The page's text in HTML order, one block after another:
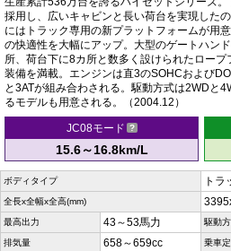
採用し、広いキャビンと長い荷台を実現した
にはトラック専用の新プラットフォームが用
の快適性を大幅にアップ。大型のゲートハン
所、荷台下に8カ所と数多く設けられたロー
装備を満載。エンジンは直3のSOHCおよび
と3ATが組み合わされる。駆動方式は2WDと
るモデルも用意される。（2004.12）
JC08モード
15.6～16.8km/L
ボディタイプ トラ
全長x全幅x全高(mm)
最高出力 43～53馬力 駆動
排気量 658～659cc 乗車